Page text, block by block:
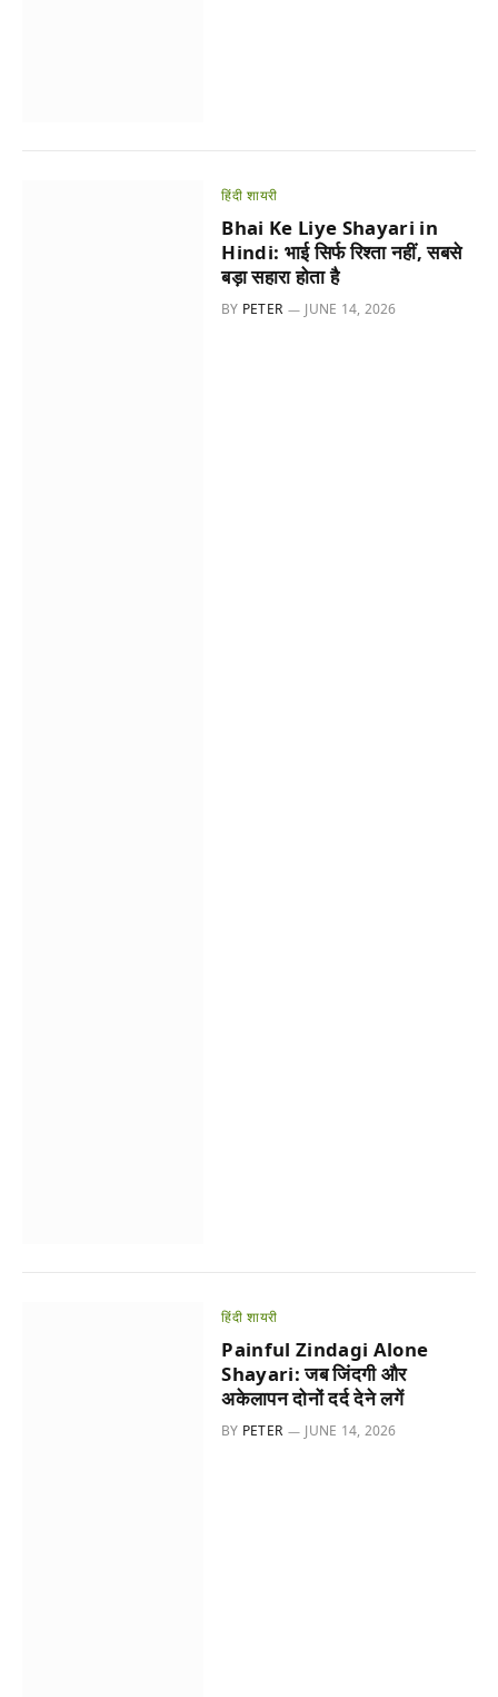
हिंदी शायरी
Bhai Ke Liye Shayari in
Hindi: भाई सिर्फ रिश्ता नहीं, सबसे
बड़ा सहारा होता है
BY PETER JUNE 14, 2026
हिंदी शायरी
Painful Zindagi Alone
Shayari: जब जिंदगी और
अकेलापन दोनों दर्द देने लगें
BY PETER JUNE 14, 2026